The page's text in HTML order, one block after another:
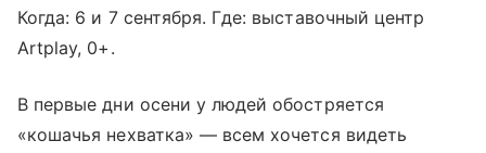
Когда: 6 и 7 сентября. Где: выставочный центр
Artplay, 0+.
В первые дни осени у людей обостряется
«кошачья нехватка» — всем хочется видеть